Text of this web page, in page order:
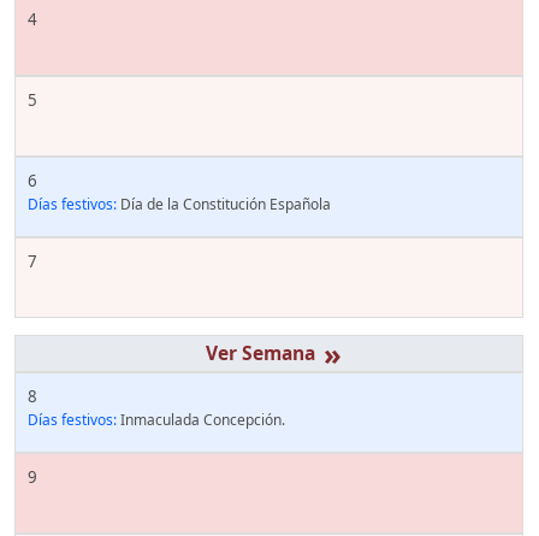
4
5
6
Días festivos: Día de la Constitución Española
7
»
8
Días festivos:Inmaculada Concepción.
9